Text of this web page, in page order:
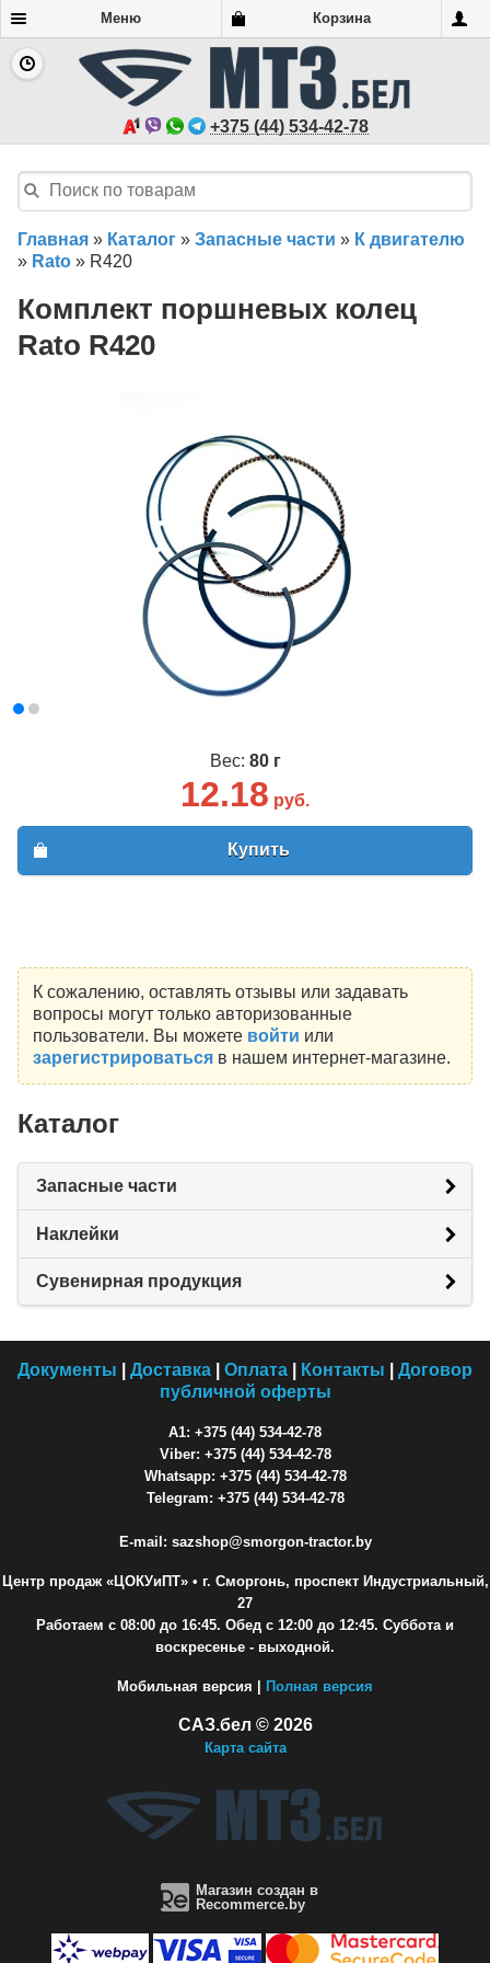
Меню Корзина
+375 (44) 534-42-78
Главная » Каталог » Запасные части » К двигателю
» Rato » R420
Комплект поршневых колец
Rato R420
Вес: 80 г
12.18 руб.
Купить
К сожалению, оставлять отзывы или задавать
вопросы могут только авторизованные
пользователи. Вы можете войти или
зарегистрироватьсяв нашем интернет-магазине.
Каталог
Запасные части
Наклейки
Сувенирная продукция
Документы Доставка Оплата Контакты
Договор
публичной оферты
A1: +375 (44) 534-42-78
Viber: +375 (44) 534-42-78
Whatsapp: +375 (44) 534-42-78
Telegram: +375 (44) 534-42-78
E-mail: sazshop@smorgon-tractor.by
Центр продаж «ЦОКУиПТ»• г. Сморгонь, проспект Индустриальный,
27
Работаем с 08:00 до 16:45. Обед с 12:00 до 12:45. Суббота и
воскресенье - выходной.
Мобильная версия | Полная версия
САЗ.бел © 2026
Карта сайта
Магазин создан в
Recommerce.by